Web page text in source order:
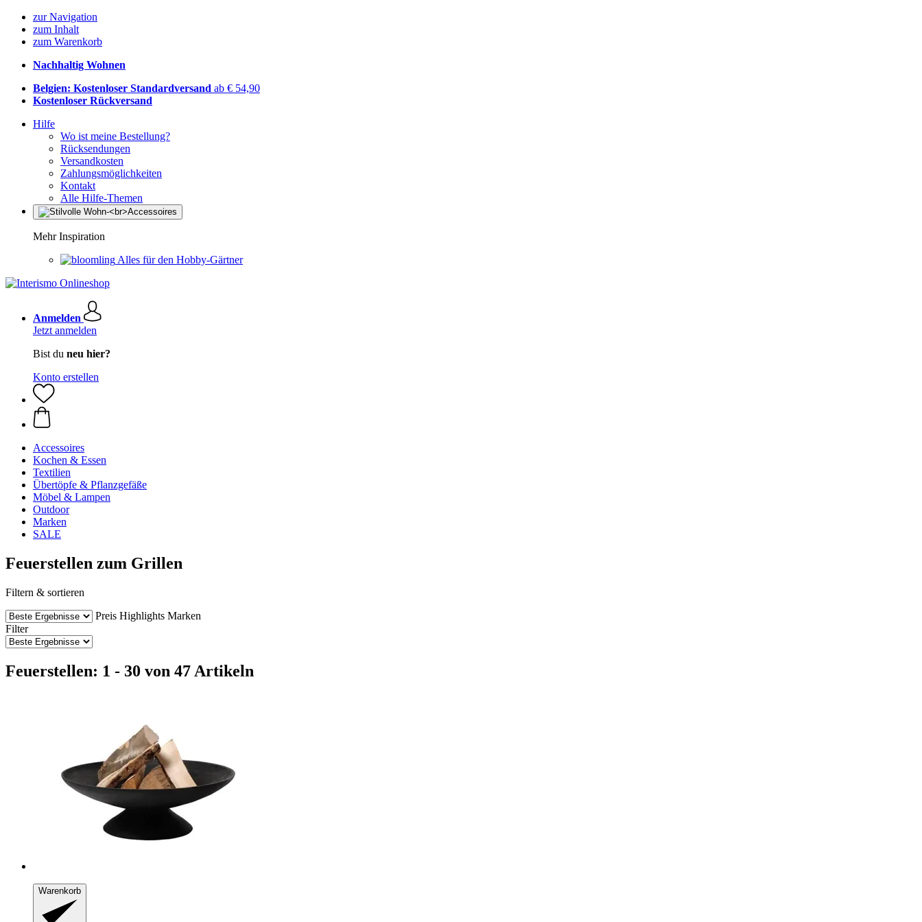
zur Navigation
zum Inhalt
zum Warenkorb
Nachhaltig Wohnen
Belgien: Kostenloser Standardversand ab € 54,90
Kostenloser Rückversand
Hilfe
Wo ist meine Bestellung?
Rücksendungen
Versandkosten
Zahlungsmöglichkeiten
Kontakt
Alle Hilfe-Themen
Mehr Inspiration
Alles für den Hobby-Gärtner
Anmelden
Jetzt anmelden
Bist du neu hier?
Konto erstellen
Accessoires
Kochen & Essen
Textilien
Übertöpfe & Pflanzgefäße
Möbel & Lampen
Outdoor
Marken
SALE
Feuerstellen zum Grillen
Filtern & sortieren
Preis Highlights Marken
Filter
Feuerstellen: 1 - 30 von 47 Artikeln
Warenkorb